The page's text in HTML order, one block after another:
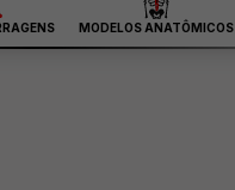
MODELOS ANATÔMICOS